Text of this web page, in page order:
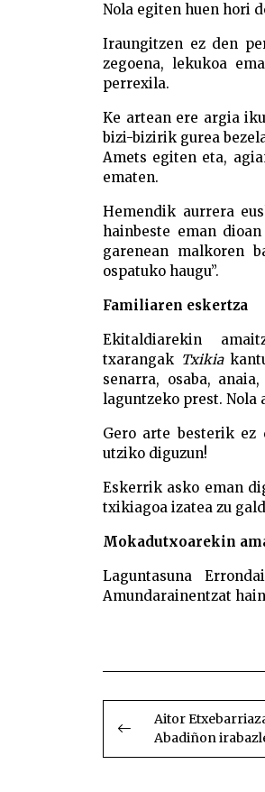
Nola egiten huen hori
Iraungitzen ez den
zegoena, lekukoa
perrexila.
Ke artean ere argia
bizi-bizirik gurea
Amets egiten eta,
ematen.
Hemendik aurrera
hainbeste eman
garenean malkoren
ospatuko haugu”.
Familiaren eskertza
Ekitaldiarekin
txarangak Txikia
senarra, osaba,
laguntzeko prest. Nola
Gero arte besterik ez
utziko diguzun!
Eskerrik asko eman
txikiagoa izatea zu
Mokadutxoarekin
Laguntasuna
Amundarainentzat
ZEHAR
NABIGATU
Aitor
Abadiñon